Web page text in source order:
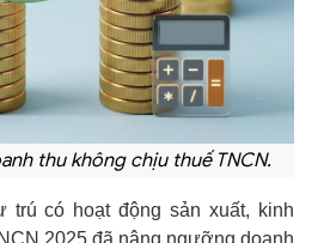
thu không chịu thuế TNCN.
có hoạt động sản xuất, kinh